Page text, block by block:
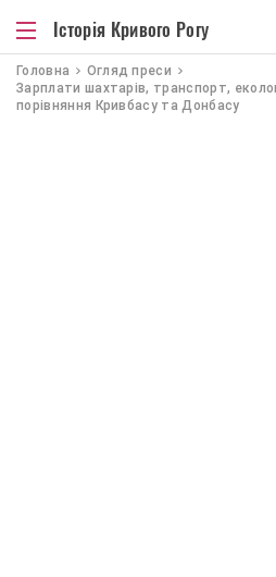
Історія Кривого Рогу
Головна
Огляд преси
Зарплати шахтарів, транспорт,
порівняння Кривбасу та Донбасу